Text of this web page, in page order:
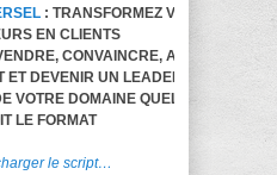
: TRANSFORMEZ VOS
EN CLIENTS
CONVAINCRE, AVOIR
ET DEVENIR UN LEADER
VOTRE DOMAINE QUELQUE
LE FORMAT
le script…